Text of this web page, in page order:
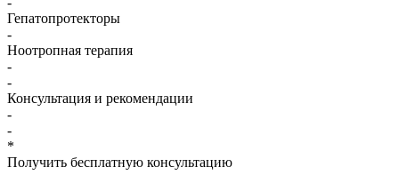
Гепатопротекторы
-
Ноотропная терапия
-
-
Консультация и рекомендации
-
-
*
Получить бесплатную консультацию